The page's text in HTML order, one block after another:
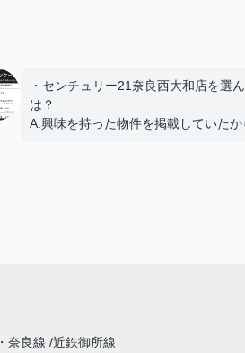
・センチュリー21奈良西大和店を選
は？
A.興味を持った物件を掲載していたか
奈良線 近鉄御所線